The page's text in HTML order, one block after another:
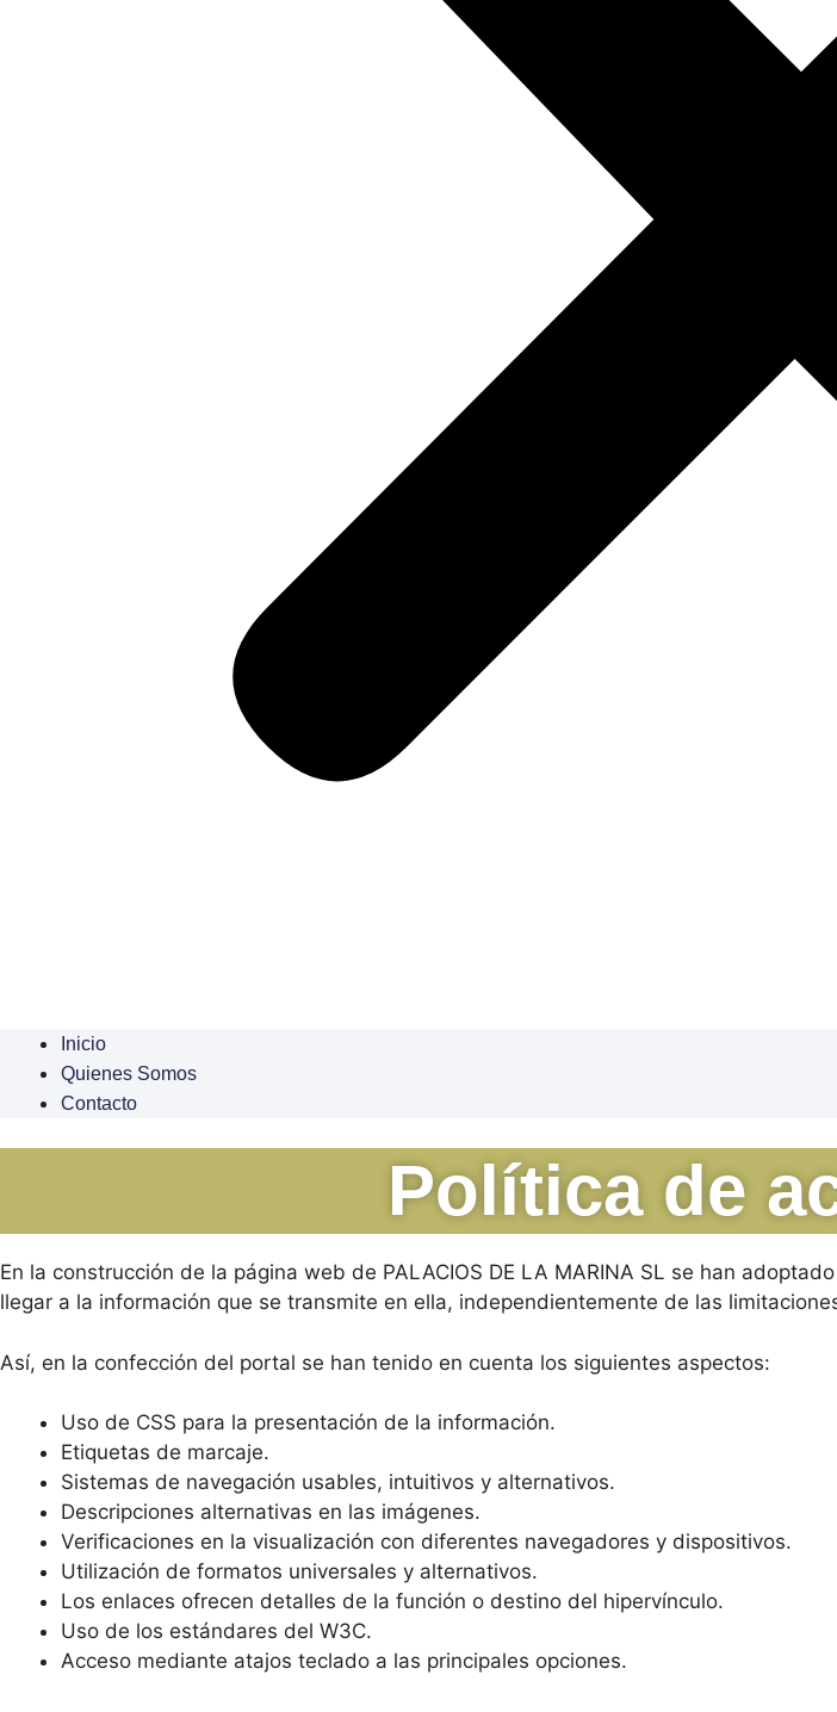
Inicio
Quienes Somos
Contacto
Política de
En la construcción de la página web de PALACIOS DE LA MARINA SL se han
llegar a la información que se transmite en ella, independientemente de las
Así, en la confección del portal se han tenido en cuenta los siguientes aspectos:
Uso de CSS para la presentación de la información.
Etiquetas de marcaje.
Sistemas de navegación usables, intuitivos y alternativos.
Descripciones alternativas en las imágenes.
Verificaciones en la visualización con diferentes navegadores y dispositivos.
Utilización de formatos universales y alternativos.
Los enlaces ofrecen detalles de la función o destino del hipervínculo.
Uso de los estándares del W3C.
Acceso mediante atajos teclado a las principales opciones.